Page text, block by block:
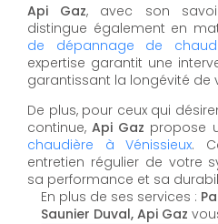
Api Gaz, avec son
distingue également en
de dépannage de
expertise garantit une
garantissant la longévité de
De plus, pour ceux qui
continue,Api Gaz propose
chaudière à Vénissieux.
entretien régulier de votre
sa performance et sa
En plus de ses services :
Saunier Duval, Api Gaz